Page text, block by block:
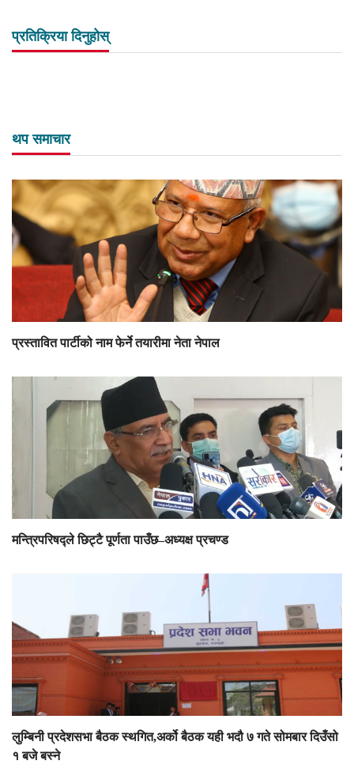
प्रतिक्रिया दिनुहोस्
थप समाचार
प्रस्तावित पार्टीको नाम फेर्ने तयारीमा नेता नेपाल
मन्त्रिपरिषद्ले छिट्टै पूर्णता पाउँछ–अध्यक्ष प्रचण्ड
लुम्बिनी प्रदेशसभा बैठक स्थगित,अर्को बैठक यही भदौ ७ गते सोमबार दिउँसो
१ बजे बस्ने